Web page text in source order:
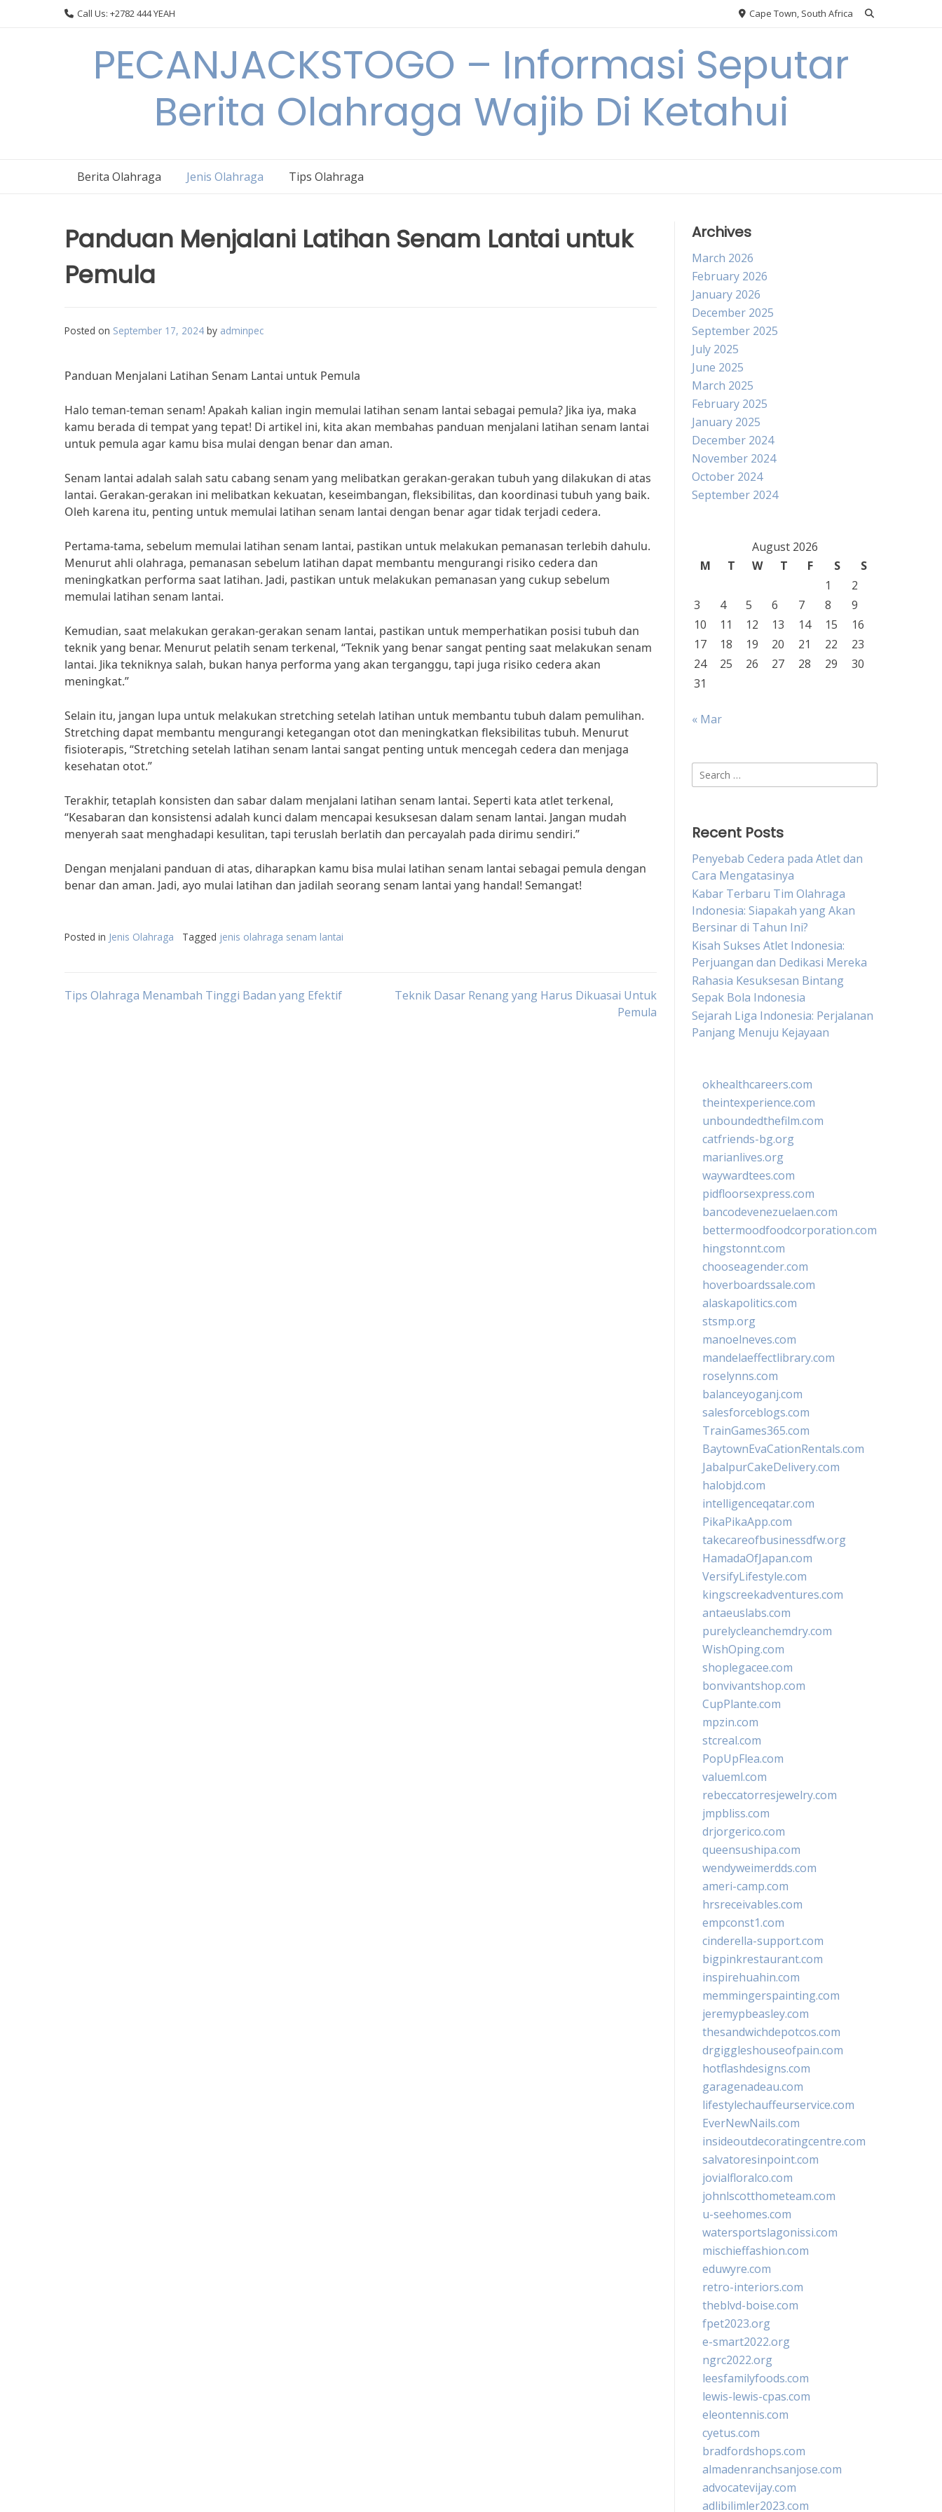
Call Us: +2782 444 YEAH Cape Town, South Africa
PECANJACKSTOGO – Informasi Seputar
Berita Olahraga Wajib Di Ketahui
Berita Olahraga Jenis Olahraga Tips Olahraga
Panduan Menjalani Latihan Senam Lantai untuk
Pemula
Posted on September 17, 2024 by adminpec
Panduan Menjalani Latihan Senam Lantai untuk Pemula
Halo teman-teman senam! Apakah kalian ingin memulai latihan senam lantai sebagai pemula? Jika iya, maka
kamu berada di tempat yang tepat! Di artikel ini, kita akan membahas panduan menjalani latihan senam lantai
untuk pemula agar kamu bisa mulai dengan benar dan aman.
Senam lantai adalah salah satu cabang senam yang melibatkan gerakan-gerakan tubuh yang dilakukan di atas
lantai. Gerakan-gerakan ini melibatkan kekuatan, keseimbangan, fleksibilitas, dan koordinasi tubuh yang baik.
Oleh karena itu, penting untuk memulai latihan senam lantai dengan benar agar tidak terjadi cedera.
Pertama-tama, sebelum memulai latihan senam lantai, pastikan untuk melakukan pemanasan terlebih dahulu.
Menurut ahli olahraga, pemanasan sebelum latihan dapat membantu mengurangi risiko cedera dan
meningkatkan performa saat latihan. Jadi, pastikan untuk melakukan pemanasan yang cukup sebelum
memulai latihan senam lantai.
Kemudian, saat melakukan gerakan-gerakan senam lantai, pastikan untuk memperhatikan posisi tubuh dan
teknik yang benar. Menurut pelatih senam terkenal, “Teknik yang benar sangat penting saat melakukan senam
lantai. Jika tekniknya salah, bukan hanya performa yang akan terganggu, tapi juga risiko cedera akan
meningkat.”
Selain itu, jangan lupa untuk melakukan stretching setelah latihan untuk membantu tubuh dalam pemulihan.
Stretching dapat membantu mengurangi ketegangan otot dan meningkatkan fleksibilitas tubuh. Menurut
fisioterapis, “Stretching setelah latihan senam lantai sangat penting untuk mencegah cedera dan menjaga
kesehatan otot.”
Terakhir, tetaplah konsisten dan sabar dalam menjalani latihan senam lantai. Seperti kata atlet terkenal,
“Kesabaran dan konsistensi adalah kunci dalam mencapai kesuksesan dalam senam lantai. Jangan mudah
menyerah saat menghadapi kesulitan, tapi teruslah berlatih dan percayalah pada dirimu sendiri.”
Dengan menjalani panduan di atas, diharapkan kamu bisa mulai latihan senam lantai sebagai pemula dengan
benar dan aman. Jadi, ayo mulai latihan dan jadilah seorang senam lantai yang handal! Semangat!
Posted in Jenis Olahraga Tagged jenis olahraga senam lantai
Post
Tips Olahraga Menambah Tinggi Badan yang Efektif
Teknik Dasar Renang yang Harus Dikuasai Untuk
Pemula
Archives
March 2026
February 2026
January 2026
December 2025
September 2025
July 2025
June 2025
March 2025
February 2025
January 2025
December 2024
November 2024
October 2024
September 2024
August 2026
M
T W T F S
S
1
2
3
4 5 6 7 8
9
10
11 12 13 14 15
16
17
18 19 20 21 22
23
24
25 26 27 28 29
30
31
« Mar
Search
for:
Recent Posts
Penyebab Cedera pada Atlet dan
Cara Mengatasinya
Kabar Terbaru Tim Olahraga
Indonesia: Siapakah yang Akan
Bersinar di Tahun Ini?
Kisah Sukses Atlet Indonesia:
Perjuangan dan Dedikasi Mereka
Rahasia Kesuksesan Bintang
Sepak Bola Indonesia
Sejarah Liga Indonesia: Perjalanan
Panjang Menuju Kejayaan
okhealthcareers.com
theintexperience.com
unboundedthefilm.com
catfriends-bg.org
marianlives.org
waywardtees.com
pidfloorsexpress.com
bancodevenezuelaen.com
bettermoodfoodcorporation.com
hingstonnt.com
chooseagender.com
hoverboardssale.com
alaskapolitics.com
stsmp.org
manoelneves.com
mandelaeffectlibrary.com
roselynns.com
balanceyoganj.com
salesforceblogs.com
TrainGames365.com
BaytownEvaCationRentals.com
JabalpurCakeDelivery.com
halobjd.com
intelligenceqatar.com
PikaPikaApp.com
takecareofbusinessdfw.org
HamadaOfJapan.com
VersifyLifestyle.com
kingscreekadventures.com
antaeuslabs.com
purelycleanchemdry.com
WishOping.com
shoplegacee.com
bonvivantshop.com
CupPlante.com
mpzin.com
stcreal.com
PopUpFlea.com
valueml.com
rebeccatorresjewelry.com
jmpbliss.com
drjorgerico.com
queensushipa.com
wendyweimerdds.com
ameri-camp.com
hrsreceivables.com
empconst1.com
cinderella-support.com
bigpinkrestaurant.com
inspirehuahin.com
memmingerspainting.com
jeremypbeasley.com
thesandwichdepotcos.com
drgiggleshouseofpain.com
hotflashdesigns.com
garagenadeau.com
lifestylechauffeurservice.com
EverNewNails.com
insideoutdecoratingcentre.com
salvatoresinpoint.com
jovialfloralco.com
johnlscotthometeam.com
u-seehomes.com
watersportslagonissi.com
mischieffashion.com
eduwyre.com
retro-interiors.com
theblvd-boise.com
fpet2023.org
e-smart2022.org
ngrc2022.org
leesfamilyfoods.com
lewis-lewis-cpas.com
eleontennis.com
cyetus.com
bradfordshops.com
almadenranchsanjose.com
advocatevijay.com
adlibilimler2023.com